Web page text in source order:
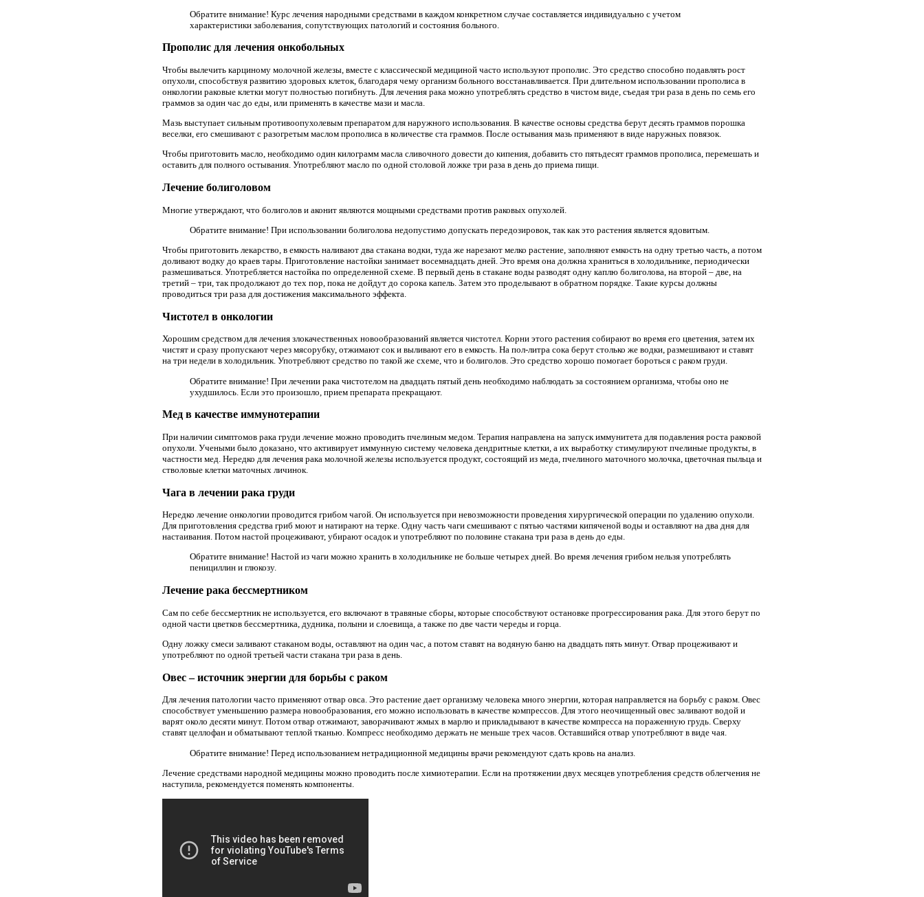
Обратите внимание! Курс лечения народными средствами в каждом конкретном случае составляется индивидуально с учетом
характеристики заболевания, сопутствующих патологий и состояния больного.
Прополис для лечения онкобольных
Чтобы вылечить карциному молочной железы, вместе с классической медициной часто используют прополис. Это средство способно подавлять рост
опухоли, способствуя развитию здоровых клеток, благодаря чему организм больного восстанавливается. При длительном использовании прополиса в
онкологии раковые клетки могут полностью погибнуть. Для лечения рака можно употреблять средство в чистом виде, съедая три раза в день по семь его
граммов за один час до еды, или применять в качестве мази и масла.
Мазь выступает сильным противоопухолевым препаратом для наружного использования. В качестве основы средства берут десять граммов порошка
веселки, его смешивают с разогретым маслом прополиса в количестве ста граммов. После остывания мазь применяют в виде наружных повязок.
Чтобы приготовить масло, необходимо один килограмм масла сливочного довести до кипения, добавить сто пятьдесят граммов прополиса, перемешать и
оставить для полного остывания. Употребляют масло по одной столовой ложке три раза в день до приема пищи.
Лечение болиголовом
Многие утверждают, что болиголов и аконит являются мощными средствами против раковых опухолей.
Обратите внимание! При использовании болиголова недопустимо допускать передозировок, так как это растения является ядовитым.
Чтобы приготовить лекарство, в емкость наливают два стакана водки, туда же нарезают мелко растение, заполняют емкость на одну третью часть, а потом
доливают водку до краев тары. Приготовление настойки занимает восемнадцать дней. Это время она должна храниться в холодильнике, периодически
размешиваться. Употребляется настойка по определенной схеме. В первый день в стакане воды разводят одну каплю болиголова, на второй – две, на
третий – три, так продолжают до тех пор, пока не дойдут до сорока капель. Затем это проделывают в обратном порядке. Такие курсы должны
проводиться три раза для достижения максимального эффекта.
Чистотел в онкологии
Хорошим средством для лечения злокачественных новообразований является чистотел. Корни этого растения собирают во время его цветения, затем их
чистят и сразу пропускают через мясорубку, отжимают сок и выливают его в емкость. На пол-литра сока берут столько же водки, размешивают и ставят
на три недели в холодильник. Употребляют средство по такой же схеме, что и болиголов. Это средство хорошо помогает бороться с раком груди.
Обратите внимание! При лечении рака чистотелом на двадцать пятый день необходимо наблюдать за состоянием организма, чтобы оно не
ухудшилось. Если это произошло, прием препарата прекращают.
Мед в качестве иммунотерапии
При наличии симптомов рака груди лечение можно проводить пчелиным медом. Терапия направлена на запуск иммунитета для подавления роста раковой
опухоли. Учеными было доказано, что активирует иммунную систему человека дендритные клетки, а их выработку стимулируют пчелиные продукты, в
частности мед. Нередко для лечения рака молочной железы используется продукт, состоящий из меда, пчелиного маточного молочка, цветочная пыльца и
стволовые клетки маточных личинок.
Чага в лечении рака груди
Нередко лечение онкологии проводится грибом чагой. Он используется при невозможности проведения хирургической операции по удалению опухоли.
Для приготовления средства гриб моют и натирают на терке. Одну часть чаги смешивают с пятью частями кипяченой воды и оставляют на два дня для
настаивания. Потом настой процеживают, убирают осадок и употребляют по половине стакана три раза в день до еды.
Обратите внимание! Настой из чаги можно хранить в холодильнике не больше четырех дней. Во время лечения грибом нельзя употреблять
пенициллин и глюкозу.
Лечение рака бессмертником
Сам по себе бессмертник не используется, его включают в травяные сборы, которые способствуют остановке прогрессирования рака. Для этого берут по
одной части цветков бессмертника, дудника, полыни и слоевища, а также по две части череды и горца.
Одну ложку смеси заливают стаканом воды, оставляют на один час, а потом ставят на водяную баню на двадцать пять минут. Отвар процеживают и
употребляют по одной третьей части стакана три раза в день.
Овес – источник энергии для борьбы с раком
Для лечения патологии часто применяют отвар овса. Это растение дает организму человека много энергии, которая направляется на борьбу с раком. Овес
способствует уменьшению размера новообразования, его можно использовать в качестве компрессов. Для этого неочищенный овес заливают водой и
варят около десяти минут. Потом отвар отжимают, заворачивают жмых в марлю и прикладывают в качестве компресса на пораженную грудь. Сверху
ставят целлофан и обматывают теплой тканью. Компресс необходимо держать не меньше трех часов. Оставшийся отвар употребляют в виде чая.
Обратите внимание! Перед использованием нетрадиционной медицины врачи рекомендуют сдать кровь на анализ.
Лечение средствами народной медицины можно проводить после химиотерапии. Если на протяжении двух месяцев употребления средств облегчения не
наступила, рекомендуется поменять компоненты.